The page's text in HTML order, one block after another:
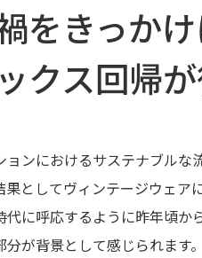
をきっか
クス回帰
ョンにおけるサステナブル
としてヴィンテージウェア
代に呼応するように昨年頃
が背景として感じられます。